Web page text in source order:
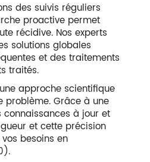
sur-
des suivis réguliers
proactive permet
récidive. Nos experts
solutions globales
et des traitements
traités.
approche scientifique
problème. Grâce à une
connaissances à jour et
et cette précision
besoins en